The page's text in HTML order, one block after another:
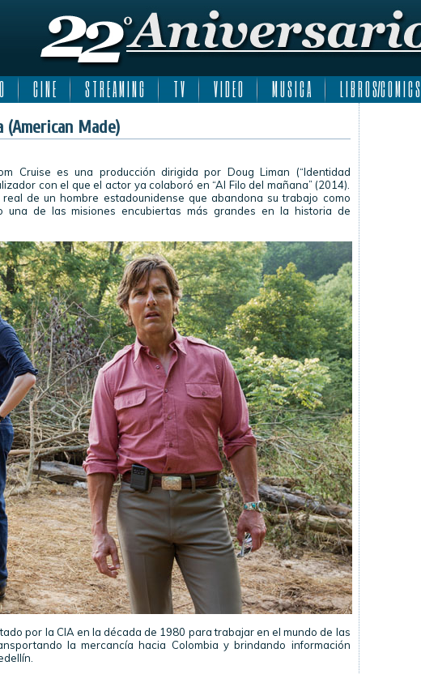
C I N E S T R E A M I N G T V V I D E O M U S I C A L I B R O S/C O M I C S
(American Made)
Cruise es una producción dirigida por Doug Liman (“Identidad
con el que el actor ya colaboró en “Al Filo del mañana” (2014).
de un hombre estadounidense que abandona su trabajo como
una de las misiones encubiertas más grandes en la historia de
por la CIA en la década de 1980 para trabajar en el mundo de las
la mercancía hacia Colombia y brindando información